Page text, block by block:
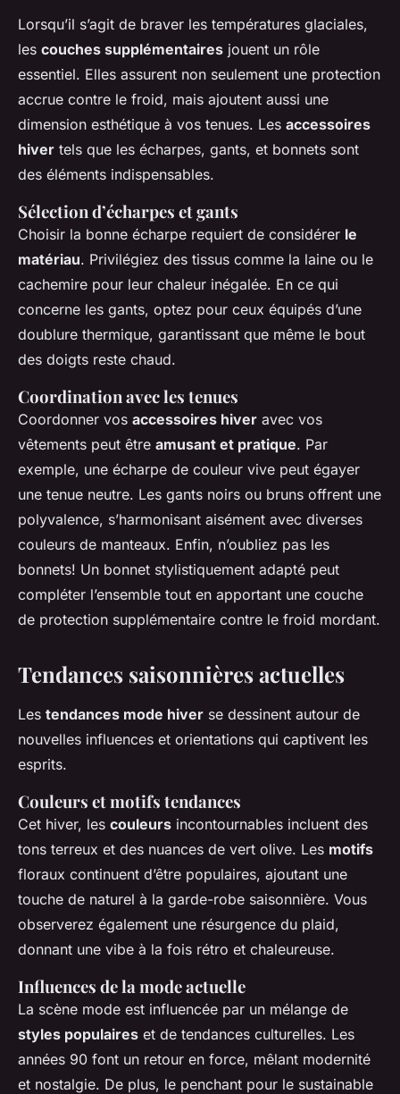
Lorsqu’il s’agit de braver les températures glaciales,
les couches supplémentaires jouent un rôle
essentiel. Elles assurent non seulement une protection
accrue contre le froid, mais ajoutent aussi une
dimension esthétique à vos tenues. Les accessoires
hiver tels que les écharpes, gants, et bonnets sont
des éléments indispensables.
Sélection d’écharpes et gants
Choisir la bonne écharpe requiert de considérer le
matériau. Privilégiez des tissus comme la laine ou le
cachemire pour leur chaleur inégalée. En ce qui
concerne les gants, optez pour ceux équipés d’une
doublure thermique, garantissant que même le bout
des doigts reste chaud.
Coordination avec les tenues
Coordonner vos accessoires hiver avec vos
vêtements peut être amusant et pratique. Par
exemple, une écharpe de couleur vive peut égayer
une tenue neutre. Les gants noirs ou bruns offrent une
polyvalence, s’harmonisant aisément avec diverses
couleurs de manteaux. Enfin, n’oubliez pas les
bonnets! Un bonnet stylistiquement adapté peut
compléter l’ensemble tout en apportant une couche
de protection supplémentaire contre le froid mordant.
Tendances saisonnières actuelles
Les tendances mode hiver se dessinent autour de
nouvelles influences et orientations qui captivent les
esprits.
Couleurs et motifs tendances
Cet hiver, les couleurs incontournables incluent des
tons terreux et des nuances de vert olive. Les motifs
floraux continuent d’être populaires, ajoutant une
touche de naturel à la garde-robe saisonnière. Vous
observerez également une résurgence du plaid,
donnant une vibe à la fois rétro et chaleureuse.
Influences de la mode actuelle
La scène mode est influencée par un mélange de
styles populaires et de tendances culturelles. Les
années 90 font un retour en force, mêlant modernité
et nostalgie. De plus, le penchant pour le sustainable